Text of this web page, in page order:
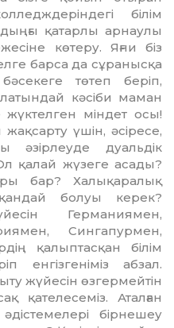
білім
қатарлы ар­нау­лы
кө­теру. Яғни біз
барса да сұранысқа
төтеп бе­ріп,
кә­сіби маман
мін­дет осы!
үшін, әсіресе,
әзірлеуде дуальдік
қалай жүзеге аса­ды?
бар? Ха­лықаралық
болуы керек?
Германиямен,
Сингапурмен,
қа­лыптасқан білім
енгізгеніміз абзал.
жүйесін өзгер­мей­тін
қа­те­ле­семіз. Аталған
бірнешеу